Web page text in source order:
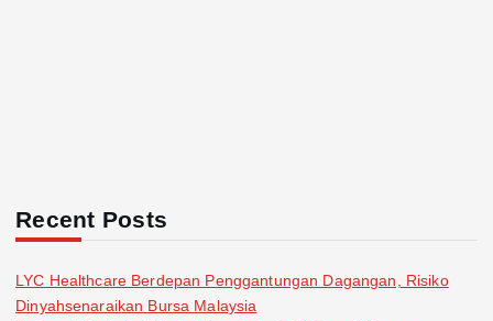
Recent Posts
LYC Healthcare Berdepan Penggantungan Dagangan, Risiko
Dinyahsenaraikan Bursa Malaysia